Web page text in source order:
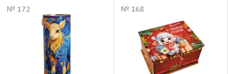
№ 172 № 168